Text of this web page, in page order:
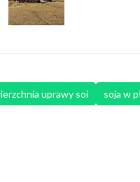
uprawy soi soja w